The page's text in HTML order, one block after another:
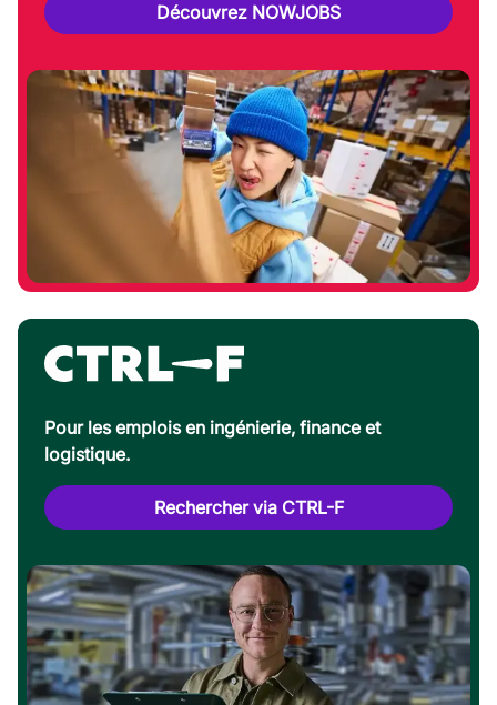
Découvrez NOWJOBS
Pour les emplois en ingénierie, finance et
logistique.
Rechercher via CTRL-F